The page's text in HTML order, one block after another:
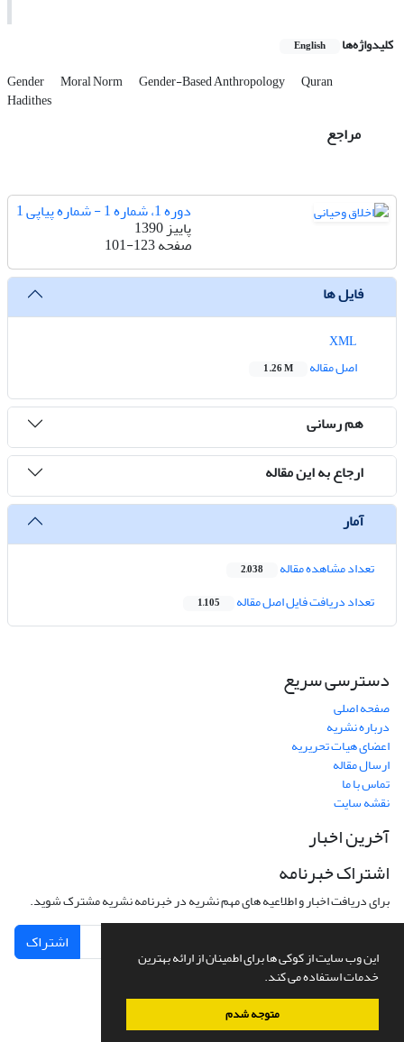
این وب سایت از کوکی ها برای اطمینان از ارائه بهترین
خدمات استفاده می کند.
متوجه شدم
کلیدواژه‌ها English
Gender Moral Norm Gender-Based Anthropology Quran
Hadithes
مراجع
دوره 1، شماره 1 - شماره پیاپی 1
پاییز 1390
صفحه101-123
فایل ها
اصل مقاله
1.26 M
هم رسانی
ارجاع به این مقاله
آمار
تعداد مشاهده مقاله 2,038
تعداد دریافت فایل اصل مقاله 1,105
دسترسی سریع
صفحه اصلی
درباره نشریه
اعضای هیات تحریریه
ارسال مقاله
تماس با ما
نقشه سایت
آخرین اخبار
اشتراک خبرنامه
برای دریافت اخبار و اطلاعیه های مهم نشریه در خبرنامه نشریه مشترک شوید.
اشتراک
سامانه مدیریت نشریات علمی.طراحی و پیاده سازی ازسیناوب